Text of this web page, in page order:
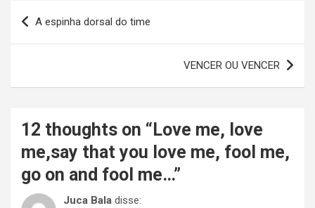
Navegação
de
A espinha dorsal do time
VENCER OU VENCER
12 thoughts on “ Love me, love
me,say that you love me, fool me,
go on and fool me…”
Juca Bala disse: